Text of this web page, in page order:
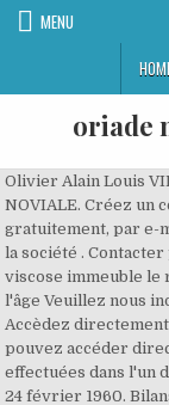
MENU
oriade
Olivier Alain Louis VIDON est président de la société ORIADE NOVIALE. Créez un compte et soyez alerté en exclusivité, gratuitement, par e-mail lors de toute mise à jour d'information sur la société . Contacter par courrier à l'adresse postale : 2 rue de la viscose immeuble le rayon vert, 38130 Echirolles Vérification de l'âge Veuillez nous indiquer votre âge avant de créer un compte. Accèdez directement à votre dernier résultat d'analyses. vous pouvez accéder directement à vos résultats d'analyses médicales effectuées dans l'un de nos laboratoires. Michel PIRRAUD est né le 24 février 1960. Bilans Gratuits a connaissance de 54 décideurs, dont VIDON Olivier Alain Louis (Président). dans le cadre en haut de cette page. Le chiffre d'affaires de l'entreprise a donc connu une variation de 3.89% entre 2018 et 2019. Identifiant. Je certifie avoir au moins 15 ans et j'accepte les Conditions générales d'accès à Oriane. Créer un compte personnel vous permettant de conserver l’historique de vos examens. Un équipement inédit en France qui lui permet de délivrer des… Votre adresse e-mail : Mot de passe : 8 caractères min. Les nouveaux utilisateurs peuvent s'inscrire ci-dessous. d'analyses. Surveiller cette entreprise. Accèdez directement à votre dernier résultat d'analyses. Consulter seulement les résultats de votre dernier examen; Pour créer un compte personnel. dont un chiffre, une majuscule et une minuscule. d'analyses Vous pouvez faire un test virologique PCR de détection du coronavirus à l'établissement de santé LBM ORIADE NOVIALE ANNEMASSE PT. Votre adresse e-mail : Mot de passe : 8 caractères min. suivantes : Employeur/Recruteur. Le chiffre d'affaires de la société en 2019 s'élève à 75 504 389 €. Identifiant. Consulter Un Compte Rendu - Oriade Noviale Oriade-noviale.mesanalyses.fr. contacter par courrier à l'adresse postale : 13 avenue docteur tagnard, 38350 la mure. Click now to view Norton Safeweb's rating for noviale.fr Si vous êtes un utilisateur, merci de vous loguer. Oriade noviale - examens est une application médicale destinée aux professionnels de santé (infirmiers, sage-femmes et médecins) travaillant avec les laboratoires Oriade noviale. Philippe CART LAMY évolue dans le secteur : Laboratoires d'analyses médicales (Code APE 8690B). Créer un compte Patient pour la première fois sur le portail internet www.oriade-noviale.fr: S’il s’agit de votre première visite sur le site internet de ce laboratoire d’analyse, vous devez vous enregistrer et créer un compte en ligne www.oriade.fr mes résultats d’analyses. J'ai 15 ans ou plus J'ai 14 ans ou moins Je suis. le 29 mai 2020 - Caroline THERMOZ-LIAUDY - Industrie. Pour une utilisation optimale du site oriade-noviale.mesanalyses.fr, nous vous invitons à accepter l'usage des cookies dans les paramètres de votre navigateur. Créer un compte. Se connecter. Créer un compte... Consulter un compte rendu. L'historique de vos analyses ne sera pas conservé en ligne. laissez votre ☆ avis. This domain has been created Unknown ago, remaining Unknown. Le catalogue d'examens permet un accès simple et rapide aux conditions pré-analytiques des examens: type de tube, délai et température de conservation, délai de rendu du résultat, documents à joindre. Laboratoire de biologie médicale oriade noviale, domène, 2 rue marius charles, heures d'ouverture,